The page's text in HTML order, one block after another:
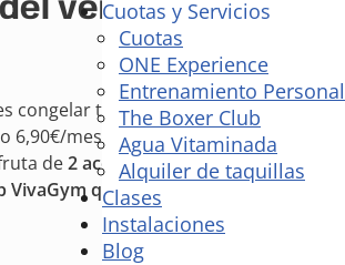
Cuotas y Servicios
Cuotas
ONE Experience
Entrenamiento Personal
The Boxer Club
Agua Vitaminada
Alquiler de taquillas
Clases
Instalaciones
Blog
verano a tu
congelar tu cuota los meses de julio
6,90€/mes y… ¡seguir entrenando este
de2 accesos mensualespara
que tú quieras.